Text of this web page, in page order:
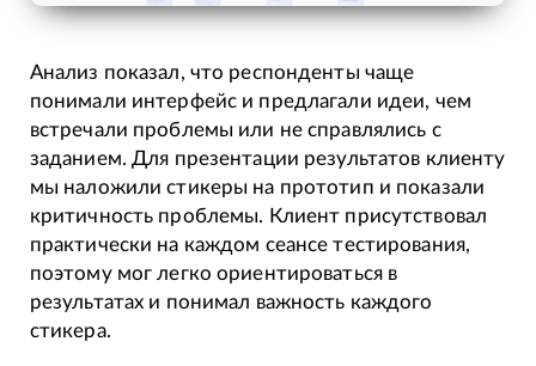
Анализ показал, что респонденты чаще
понимали интерфейс и предлагали идеи, чем
встречали проблемы или не справлялись с
заданием. Для презентации результатов клиенту
мы наложили стикеры на прототип и показали
критичность проблемы. Клиент присутствовал
практически на каждом сеансе тестирования,
поэтому мог легко ориентироваться в
результатах и понимал важность каждого
стикера.